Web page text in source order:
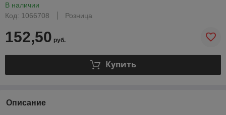
В наличии
Код: 1066708
Розница
152,50 руб.
Купить
Описание